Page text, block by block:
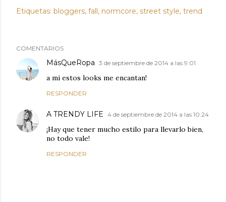
Etiquetas: bloggers fall normcore street style trend
COMENTARIOS
MásQueRopa 3 de septiembre de 2014 a las 9:01
a mi estos looks me encantan!
RESPONDER
A TRENDY LIFE 4 de septiembre de 2014 a las 10:24
¡Hay que tener mucho estilo para llevarlo bien,
no todo vale!
RESPONDER